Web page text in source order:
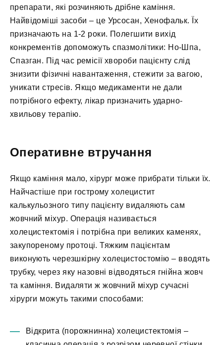
препарати, які розчиняють дрібне каміння.
Найвідоміші засоби – це Урсосан, Хенофальк. Їх
призначають на 1-2 роки. Полегшити вихід
конкрементів допоможуть спазмолітики: Но-Шпа,
Спазган. Під час ремісії хвороби пацієнту слід
знизити фізичні навантаження, стежити за вагою,
уникати стресів. Якщо медикаменти не дали
потрібного ефекту, лікар призначить ударно-
хвильову терапію.
Оперативне втручання
Якщо каміння мало, хірург може прибрати тільки їх.
Найчастіше при гострому холецистит
калькульозного типу пацієнту видаляють сам
жовчний міхур. Операція називається
холецистектомія і потрібна при великих каменях,
закупореному протоці. Тяжким пацієнтам
виконують черезшкірну холецистостомію – вводять
трубку, через яку назовні відводяться гнійна жовч
та каміння. Видаляти ж жовчний міхур сучасні
хірурги можуть такими способами:
Відкрита (порожнинна) холецистектомія –